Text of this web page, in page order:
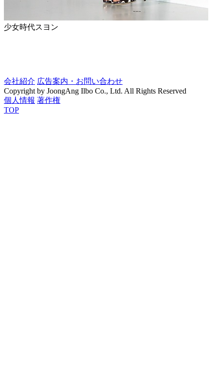
少女時代スヨン
会社紹介 広告案内・お問い合わせ
Copyright by JoongAng Ilbo Co., Ltd. All Rights Reserved
個人情報 著作権
TOP